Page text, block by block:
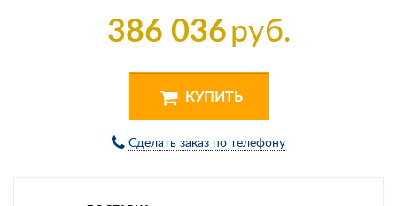
386 036руб.
КУПИТЬ
Сделать заказ по телефону